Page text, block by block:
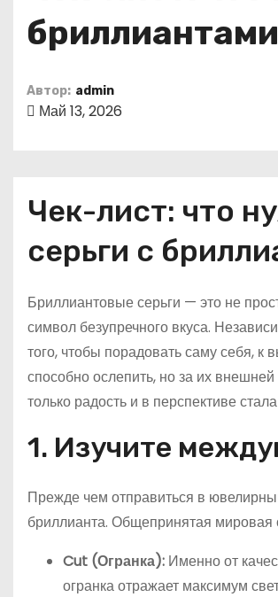
бриллиантами
Автор: admin
Май 13, 2026
Чек-лист: что
серьги с
Бриллиантовые серьги — это не
символ безупречного вкуса.
того, чтобы порадовать саму себя,
способно ослепить, но за их
только радость и в перспективе
1. Изучите
Прежде чем отправиться в
бриллианта. Общепринятая
Cut (Огранка): Именно от
огранка отражает максимум